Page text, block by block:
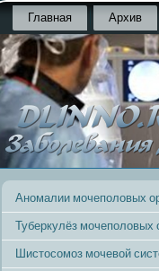
Главная Архив
Аномалии мочеполовых
Туберкулёз мочеполовых
Шистосомоз мочевой